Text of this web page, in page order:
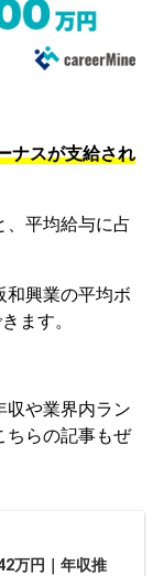
ナスが支給され
、平均給与に占
和興業の平均ボ
ます。
収や業界内ラン
ちらの記事もぜ
万円｜年収推